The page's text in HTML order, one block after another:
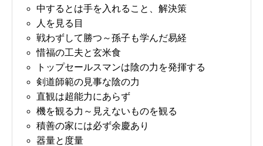
中するとは手を入れること、解決策
人を見る目
戦わずして勝つ～孫子も学んだ易経
惜福の工夫と玄米食
トップセールスマンは陰の力を発揮する
剣道師範の見事な陰の力
直観は超能力にあらず
機を観る力～見えないものを観る
積善の家には必ず余慶あり
器量と度量